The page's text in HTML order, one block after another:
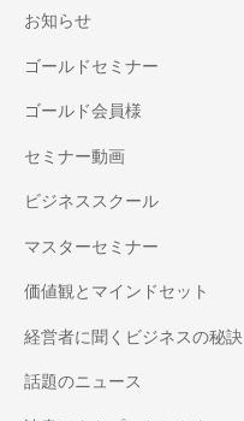
お知らせ
ゴールドセミナー
ゴールド会員様
セミナー動画
ビジネススクール
マスターセミナー
価値観とマインドセット
経営者に聞くビジネスの秘訣
話題のニュース